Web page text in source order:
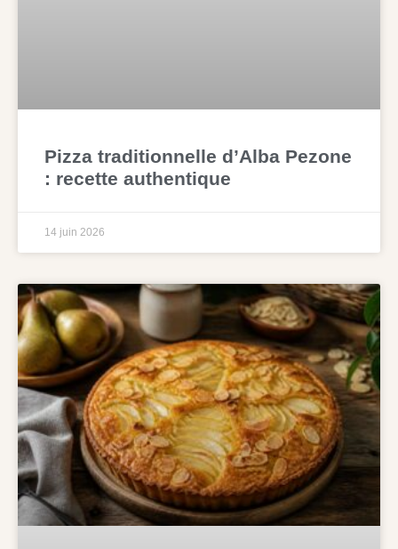
Pizza traditionnelle d’Alba Pezone
: recette authentique
14 juin 2026